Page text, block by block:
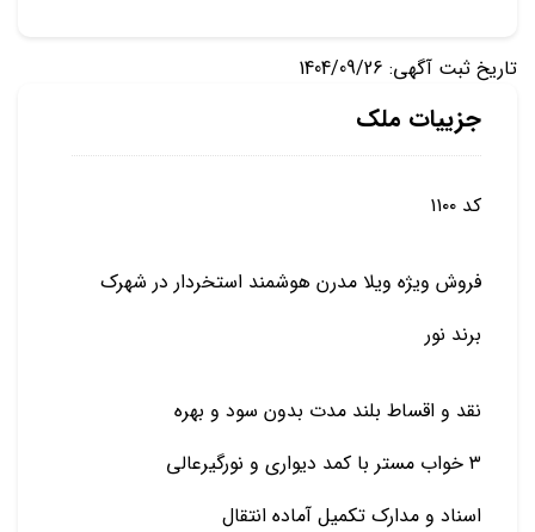
تاریخ ثبت آگهی: 1404/09/26
جزییات ملک
کد ۱۱۰۰
فروش ویژه ویلا مدرن هوشمند استخردار در شهرک
برند نور
نقد و اقساط بلند مدت بدون سود و بهره
۳ خواب مستر با کمد دیواری و نورگیرعالی
اسناد و مدارک تکمیل آماده انتقال